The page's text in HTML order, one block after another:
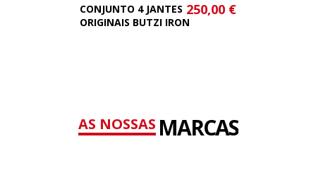
CONJUNTO 4 JANTES
ORIGINAIS BUTZI IRON
250,00 €
AS NOSSASMARCAS